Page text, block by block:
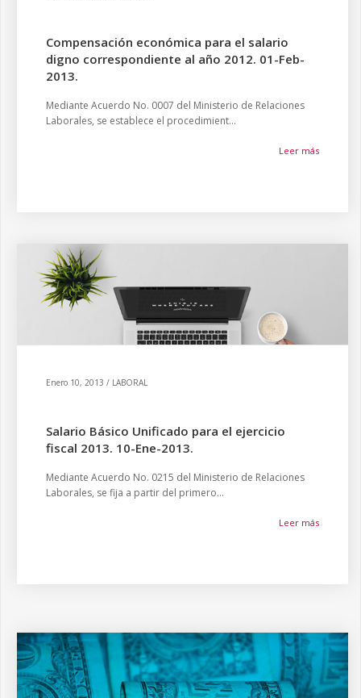
Compensación económica para el salario
digno correspondiente al año 2012. 01-Feb-
2013.
Mediante Acuerdo No. 0007 del Ministerio de Relaciones
Laborales, se establece el procedimient...
Leer más
Enero 10, 2013 / LABORAL
Salario Básico Unificado para el ejercicio
fiscal 2013. 10-Ene-2013.
Mediante Acuerdo No. 0215 del Ministerio de Relaciones
Laborales, se fija a partir del primero...
Leer más